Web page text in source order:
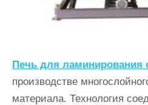
Печь для ламинирования
производстве
материала. Технология